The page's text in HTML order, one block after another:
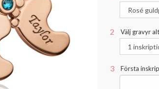
Välj gravyr
Första